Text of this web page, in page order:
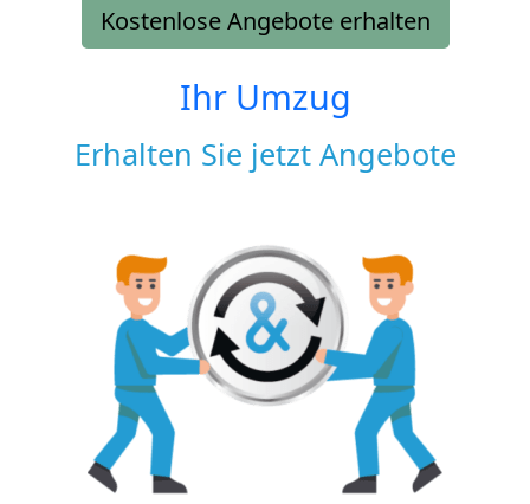
Kostenlose Angebote erhalten
Ihr Umzug
Erhalten Sie jetzt Angebote